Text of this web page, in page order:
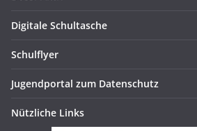
Digitale Schultasche
Schulflyer
Jugendportal zum Datenschutz
Nützliche Links